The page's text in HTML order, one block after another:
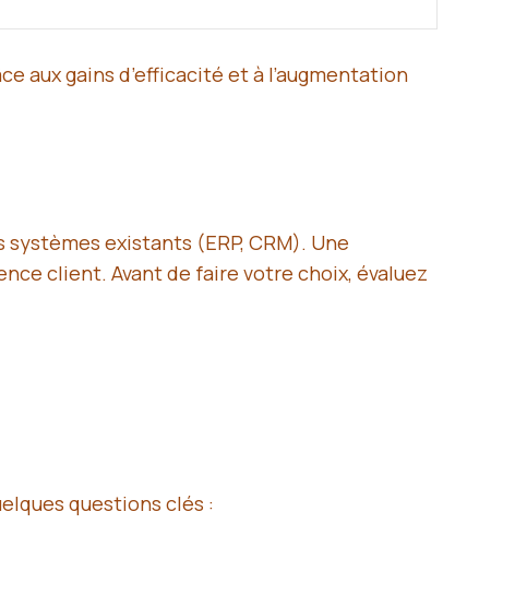
aux gains d’efficacité et à l’augmentation
existants (ERP, CRM). Une
client. Avant de faire votre choix, évaluez
questions clés :